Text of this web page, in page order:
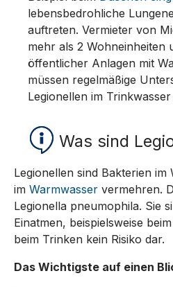
lebensbedrohliche
auftreten. Vermieter von
mehr als 2 Wohneinheiten
öffentlicher Anlagen mit
müssen regelmäßige
Legionellen im
Was sind
Legionellen sind Bakterien im
im Warmwasser vermehren.
Legionella pneumophila. Sie
Einatmen, beispielsweise
beim Trinken kein Risiko dar.
Das Wichtigste auf einen